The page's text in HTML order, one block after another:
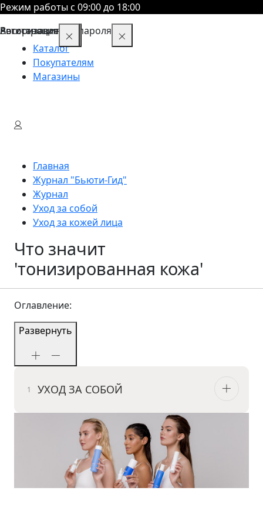
Режим работы с 09:00 до 18:00
Каталог
Покупателям
Магазины
Главная
Журнал "Бьюти-Гид"
Журнал
Уход за собой
Уход за кожей лица
Что значит
'тонизированная кожа'
Оглавление:
Развернуть
УХОД ЗА СОБОЙ
Восстановление пароля
Авторизация
Регистрация